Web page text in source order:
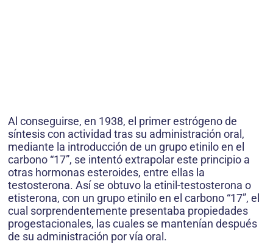
Al conseguirse, en 1938, el primer estrógeno de
síntesis con actividad tras su administración oral,
mediante la introducción de un grupo etinilo en el
carbono “17”, se intentó extrapolar este principio a
otras hormonas esteroides, entre ellas la
testosterona. Así se obtuvo la etinil-testosterona o
etisterona, con un grupo etinilo en el carbono “17”, el
cual sorprendentemente presentaba propiedades
progestacionales, las cuales se mantenían después
de su administración por vía oral.